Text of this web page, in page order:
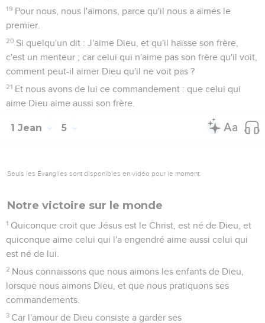
19 Pour nous, nous l'aimons, parce qu'il nous a aimés le
premier.
20 Si quelqu'un dit : J'aime Dieu, et qu'il haïsse son frère,
c'est un menteur ; car celui qui n'aime pas son frère qu'il voit,
comment peut-il aimer Dieu qu'il ne voit pas ?
21 Et nous avons de lui ce commandement : que celui qui
aime Dieu aime aussi son frère.
1 Jean 5
Seuls les Évangiles sont disponibles en vidéo pour le moment.
Notre victoire sur le monde
1 Quiconque croit que Jésus est le Christ, est né de Dieu, et
quiconque aime celui qui l'a engendré aime aussi celui qui
est né de lui.
2 Nous connaissons que nous aimons les enfants de Dieu,
lorsque nous aimons Dieu, et que nous pratiquons ses
commandements.
3 Car l'amour de Dieu consiste a garder ses